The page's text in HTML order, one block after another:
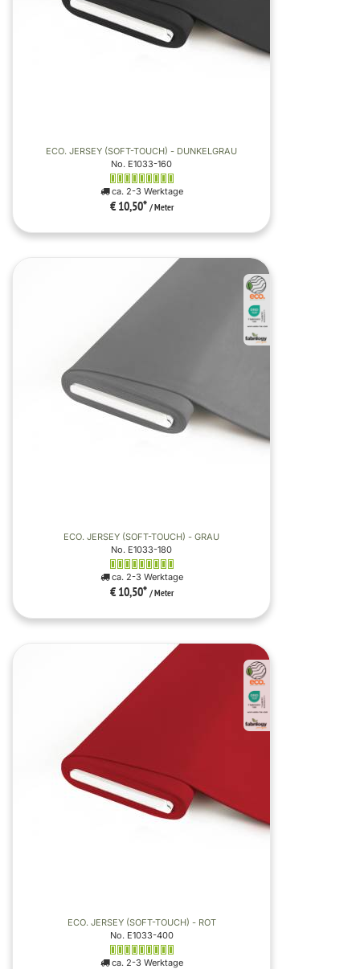
ECO. JERSEY (SOFT-TOUCH) - DUNKELGRAU
No. E1033-160
ca. 2-3 Werktage
€ 10,50* / Meter
ECO. JERSEY (SOFT-TOUCH) - GRAU
No. E1033-180
ca. 2-3 Werktage
€ 10,50* / Meter
ECO. JERSEY (SOFT-TOUCH) - ROT
No. E1033-400
ca. 2-3 Werktage